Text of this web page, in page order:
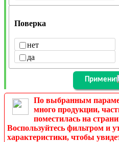
Поверка
нет
да
По выбранным
много продукции,
поместилась на
Воспользуйтесь фильтром и
характеристики, чтобы